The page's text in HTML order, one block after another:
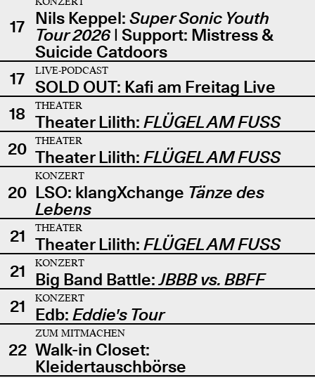
17 Nils Keppel: Super Sonic Youth
Tour 2026| Support: Mistress &
Suicide Catdoors
17
LIVE-PODCAST
SOLD OUT: Kafi am Freitag Live
18
THEATER
Theater Lilith: FLÜGEL AM FUSS
20
THEATER
Theater Lilith: FLÜGEL AM FUSS
20
KONZERT
LSO: klangXchange Tänze des
Lebens
21
THEATER
Theater Lilith: FLÜGEL AM FUSS
21
KONZERT
Big Band Battle:JBBB vs. BBFF
21
KONZERT
Edb: Eddie's Tour
22
ZUM MITMACHEN
Walk-in Closet:
Kleidertauschbörse